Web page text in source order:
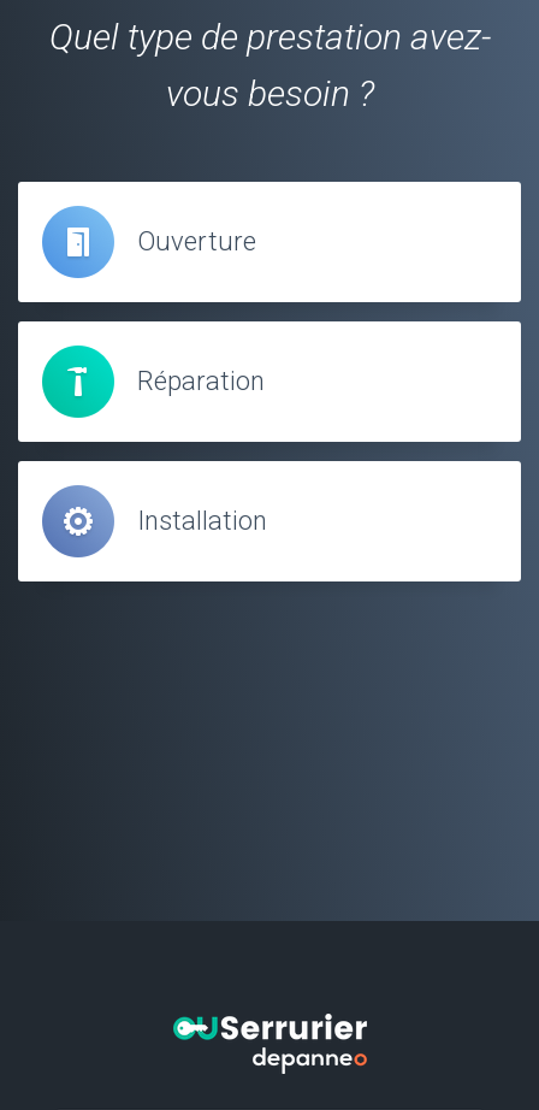
Quel type de prestation avez-
vous besoin ?
Ouverture
Réparation
Installation